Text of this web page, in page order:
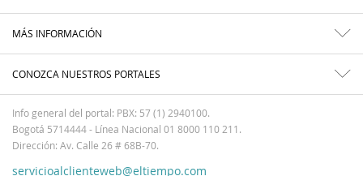
MÁS INFORMACIÓN
CONOZCA NUESTROS PORTALES
Info general del portal: PBX: 57 (1) 2940100.
Bogotá 5714444 - Línea Nacional 01 8000 110 211.
Dirección: Av. Calle 26 # 68B-70.
servicioalclienteweb@eltiempo.com